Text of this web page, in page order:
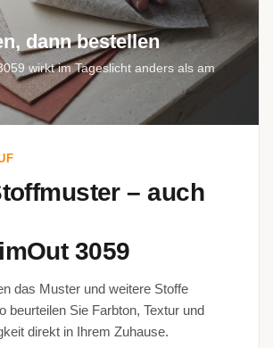
dann bestellen
wirkt im Tageslicht anders als am
– auch
3059
das Muster und weitere Stoffe
beurteilen Sie Farbton, Textur und
direkt in Ihrem Zuhause.